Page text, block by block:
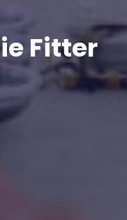
Fitter